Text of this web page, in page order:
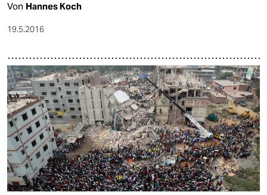
Von Hannes Koch
19.5.2016